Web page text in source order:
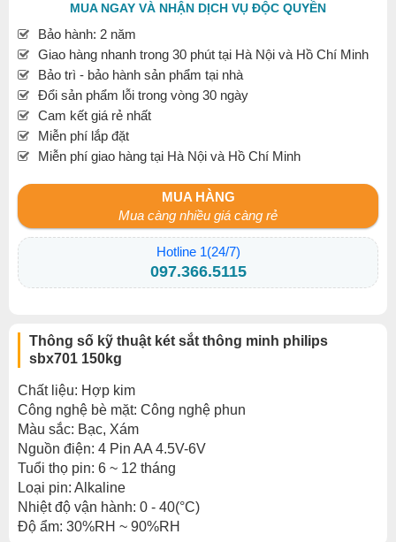
MUA NGAY VÀ NHẬN DỊCH VỤ ĐỘC QUYỀN
Bảo hành: 2 năm
Giao hàng nhanh trong 30 phút tại Hà Nội và Hồ Chí Minh
Bảo trì - bảo hành sản phẩm tại nhà
Đổi sản phẩm lỗi trong vòng 30 ngày
Cam kết giá rẻ nhất
Miễn phí lắp đặt
Miễn phí giao hàng tại Hà Nội và Hồ Chí Minh
MUA HÀNG
Mua càng nhiều giá càng rẻ
Hotline 1(24/7)
097.366.5115
Thông số kỹ thuật két sắt thông minh philips
sbx701 150kg
Chất liệu: Hợp kim
Công nghệ bè mặt: Công nghệ phun
Màu sắc: Bạc, Xám
Nguồn điện: 4 Pin AA 4.5V-6V
Tuổi thọ pin: 6 ~ 12 tháng
Loại pin: Alkaline
Nhiệt độ vận hành: 0 - 40(°C)
Độ ẩm: 30%RH ~ 90%RH